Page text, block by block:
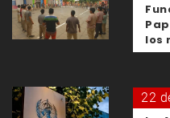
los
22